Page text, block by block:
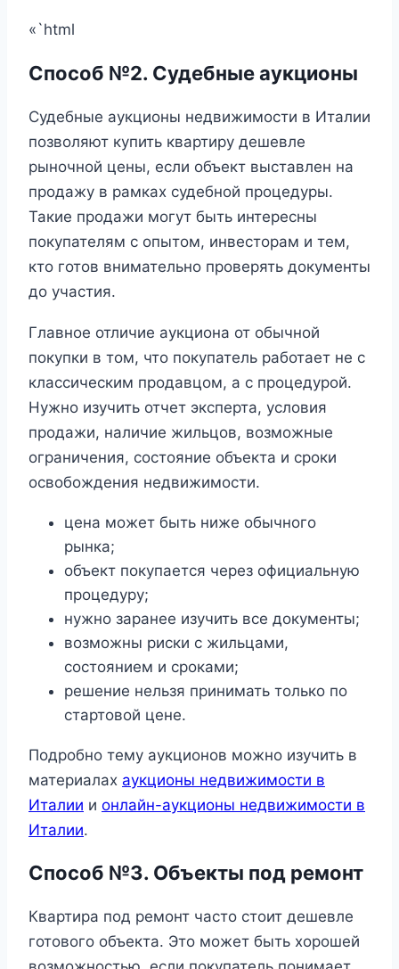
«`html
Способ №2. Судебные аукционы
Судебные аукционы недвижимости в Италии
позволяют купить квартиру дешевле
рыночной цены, если объект выставлен на
продажу в рамках судебной процедуры.
Такие продажи могут быть интересны
покупателям с опытом, инвесторам и тем,
кто готов внимательно проверять документы
до участия.
Главное отличие аукциона от обычной
покупки в том, что покупатель работает не с
классическим продавцом, а с процедурой.
Нужно изучить отчет эксперта, условия
продажи, наличие жильцов, возможные
ограничения, состояние объекта и сроки
освобождения недвижимости.
цена может быть ниже обычного
рынка;
объект покупается через официальную
процедуру;
нужно заранее изучить все документы;
возможны риски с жильцами,
состоянием и сроками;
решение нельзя принимать только по
стартовой цене.
Подробно тему аукционов можно изучить в
материалах аукционы недвижимости в
Италии и онлайн-аукционы недвижимости в
Италии.
Способ №3. Объекты под ремонт
Квартира под ремонт часто стоит дешевле
готового объекта. Это может быть хорошей